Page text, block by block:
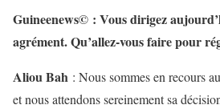
Guineenews© : Vous dirigez
agrément. Qu’allez-vous faire pour
Aliou Bah : Nous sommes en recours
et nous attendons sereinement sa